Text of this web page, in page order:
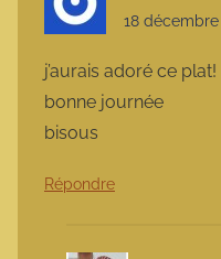
18 décembre
j’aurais adoré ce plat!
bonne journée
bisous
Répondre